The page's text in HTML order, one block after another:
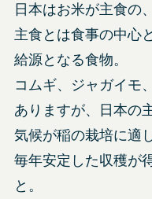
日本はお米が主食の
主食とは食事の中心
給源となる食物。
コムギ、ジャガイモ
ありますが、日本の
気候が稲の栽培に適
毎年安定した収穫が
と。